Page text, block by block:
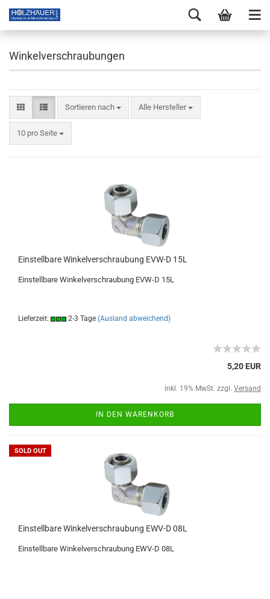
Winkelverschraubungen
Sortieren nach Alle Hersteller
10 pro Seite
Einstellbare Winkelverschraubung EVW-D 15L
Einstellbare Winkelverschraubung EVW-D 15L
Lieferzeit: 2-3 Tage (Ausland abweichend)
5,20 EUR
inkl. 19% MwSt. zzgl. Versand
IN DEN WARENKORB
SOLD OUT
Einstellbare Winkelverschraubung EWV-D 08L
Einstellbare Winkelverschraubung EWV-D 08L